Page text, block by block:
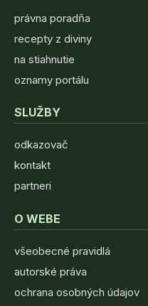
právna poradňa
recepty z diviny
na stiahnutie
oznamy portálu
SLUŽBY
odkazovač
kontakt
partneri
O WEBE
všeobecné pravidlá
autorské práva
ochrana osobných údajov